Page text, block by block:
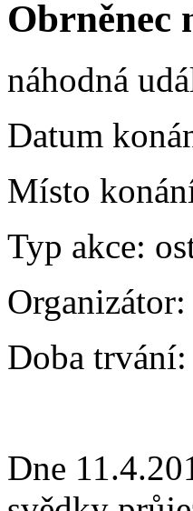
Obrněnec
náhodná
Datum
Místo
Typ akce:
Organizátor:
Doba trvání:
Dne